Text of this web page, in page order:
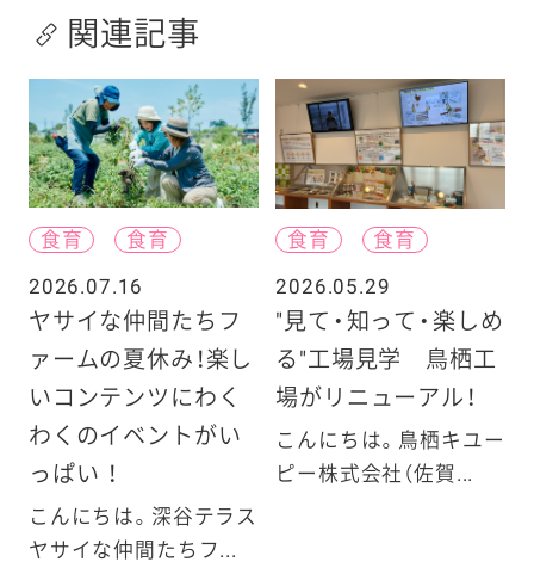
関連記事
食育
食育
2026.07.16
ヤサイな仲間たちフ
ァームの夏休み！楽し
いコンテンツにわく
わくのイベントがい
っぱい ！
こんにちは。深谷テラス
ヤサイな仲間たちフ...
食育
食育
2026.05.29
"見て・知って・楽しめ
る"工場見学 鳥栖工
場がリニューアル！
こんにちは。鳥栖キユー
ピー株式会社（佐賀...